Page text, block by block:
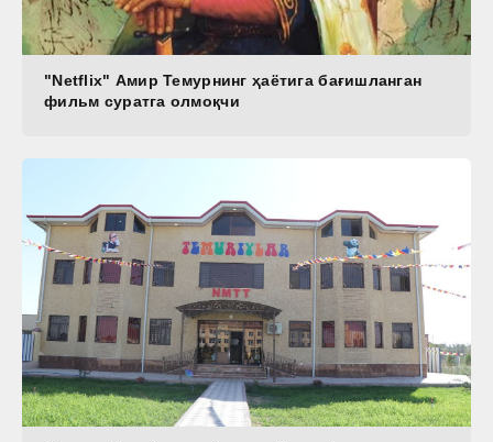
"Netflix" Амир Темурнинг ҳаётига бағишланган
фильм суратга олмоқчи